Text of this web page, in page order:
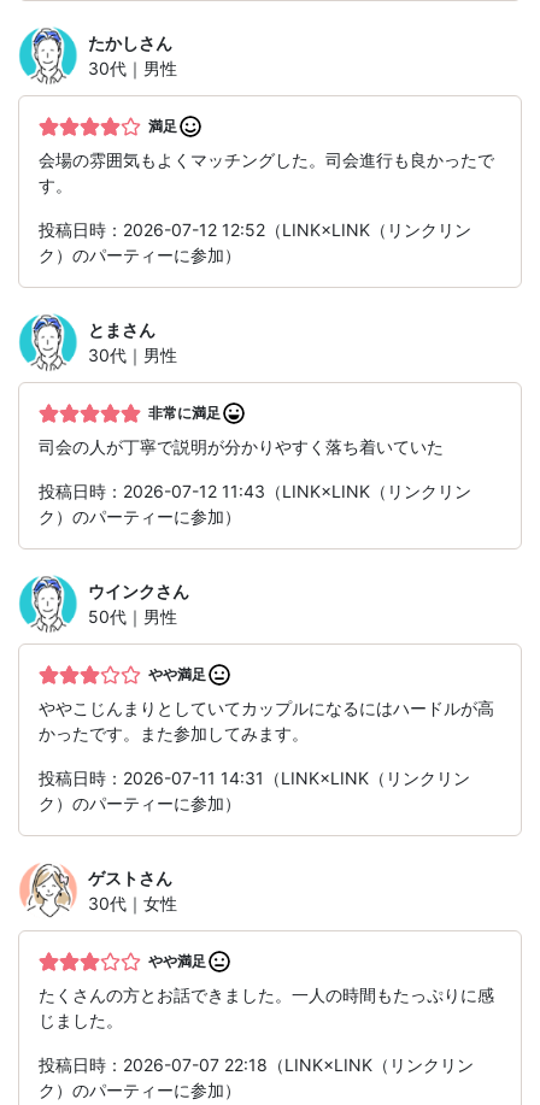
たかしさん
30代｜男性
満足
会場の雰囲気もよくマッチングした。司会進行も良かったで
す。
投稿日時：2026-07-12 12:52（LINK×LINK（リンクリン
ク）のパーティーに参加）
とま さん
30代｜男性
非常に満足
司会の人が丁寧で説明が分かりやすく落ち着いていた
投稿日時：2026-07-12 11:43（LINK×LINK（リンクリン
ク）のパーティーに参加）
ウインクさん
50代｜男性
やや満足
ややこじんまりとしていてカップルになるにはハードルが高
かったです。また参加してみます。
投稿日時：2026-07-11 14:31（LINK×LINK（リンクリン
ク）のパーティーに参加）
ゲストさん
30代｜女性
やや満足
たくさんの方とお話できました。一人の時間もたっぷりに感
じました。
投稿日時：2026-07-07 22:18（LINK×LINK（リンクリン
ク）のパーティーに参加）